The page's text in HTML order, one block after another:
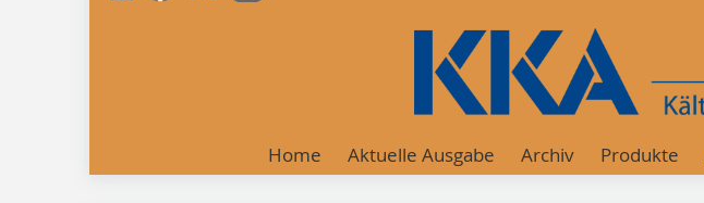
Home Aktuelle Ausgabe Archiv Produkte